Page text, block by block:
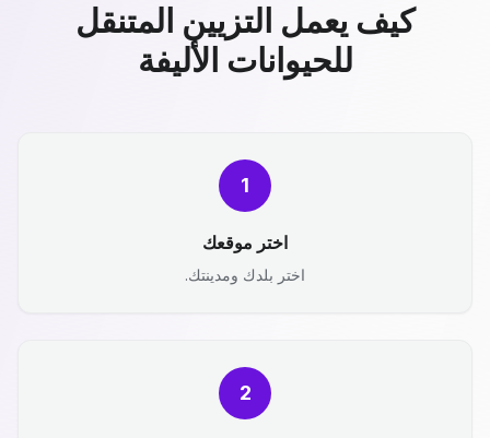
كيف يعمل التزيين المتنقل
للحيوانات الأليفة
1
اختر موقعك
اختر بلدك ومدينتك.
2